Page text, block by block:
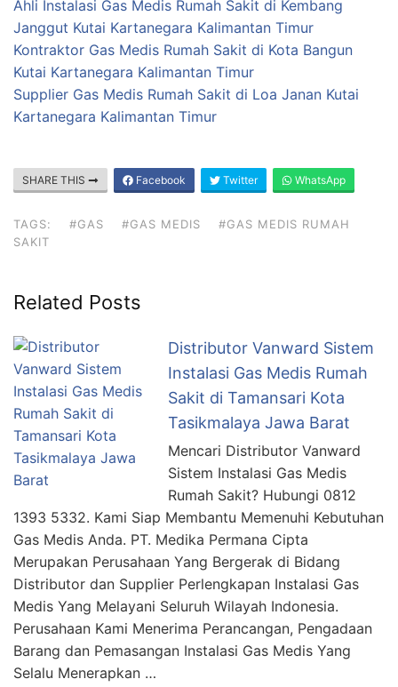
Ahli Instalasi Gas Medis Rumah Sakit di Kembang
Janggut Kutai Kartanegara Kalimantan Timur
Kontraktor Gas Medis Rumah Sakit di Kota Bangun
Kutai Kartanegara Kalimantan Timur
Supplier Gas Medis Rumah Sakit di Loa Janan Kutai
Kartanegara Kalimantan Timur
SHARE THIS Facebook Twitter WhatsApp
TAGS: #GAS #GAS MEDIS
#GAS MEDIS RUMAH
SAKIT
Related Posts
Distributor Vanward Sistem
Instalasi Gas Medis Rumah
Sakit di Tamansari Kota
Tasikmalaya Jawa Barat
Mencari Distributor Vanward
Sistem Instalasi Gas Medis
Rumah Sakit? Hubungi 0812
1393 5332. Kami Siap Membantu Memenuhi Kebutuhan
Gas Medis Anda. PT. Medika Permana Cipta
Merupakan Perusahaan Yang Bergerak di Bidang
Distributor dan Supplier Perlengkapan Instalasi Gas
Medis Yang Melayani Seluruh Wilayah Indonesia.
Perusahaan Kami Menerima Perancangan, Pengadaan
Barang dan Pemasangan Instalasi Gas Medis Yang
Selalu Menerapkan …